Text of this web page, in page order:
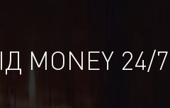
MONEY 24/7